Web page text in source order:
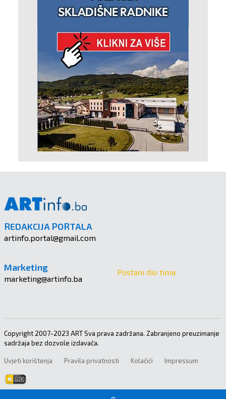
REDAKCIJA PORTALA
artinfo.portal@gmail.com
Marketing
marketing@artinfo.ba
Postani dio tima
Copyright 2007-2023 ART Sva prava zadržana. Zabranjeno preuzimanje
sadržaja bez dozvole izdavača.
Uvjeti korištenja Pravila privatnosti Kolačići Impressum